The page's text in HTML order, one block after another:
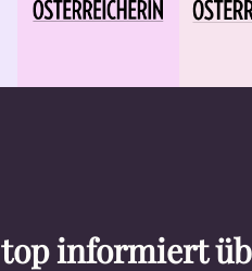
informiert